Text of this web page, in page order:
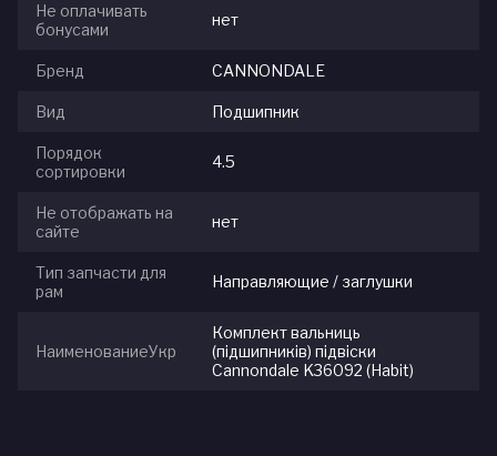
Не оплачивать
бонусами
нет
Бренд CANNONDALE
Вид Подшипник
Порядок
сортировки
4.5
Не отображать на
сайте
нет
Тип запчасти для
рам
Направляющие / заглушки
НаименованиеУкр
Комплект вальниць
(підшипників) підвіски
Cannondale K36092 (Habit)